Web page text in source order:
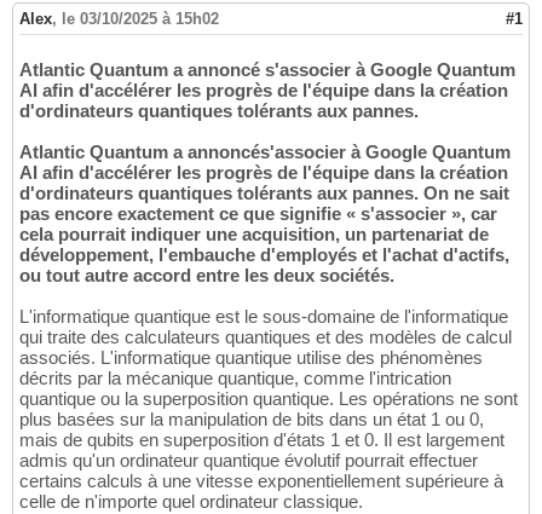
Alex, le 03/10/2025 à 15h02 #1
Atlantic Quantum a annoncé s'associer à Google Quantum
AI afin d'accélérer les progrès de l'équipe dans la création
d'ordinateurs quantiques tolérants aux pannes.
Atlantic Quantum a annoncés'associer à Google Quantum
AI afin d'accélérer les progrès de l'équipe dans la création
d'ordinateurs quantiques tolérants aux pannes. On ne sait
pas encore exactement ce que signifie « s'associer », car
cela pourrait indiquer une acquisition, un partenariat de
développement, l'embauche d'employés et l'achat d'actifs,
ou tout autre accord entre les deux sociétés.
L'informatique quantique est le sous-domaine de l'informatique
qui traite des calculateurs quantiques et des modèles de calcul
associés. L'informatique quantique utilise des phénomènes
décrits par la mécanique quantique, comme l'intrication
quantique ou la superposition quantique. Les opérations ne sont
plus basées sur la manipulation de bits dans un état 1 ou 0,
mais de qubits en superposition d'états 1 et 0. Il est largement
admis qu'un ordinateur quantique évolutif pourrait effectuer
certains calculs à une vitesse exponentiellement supérieure à
celle de n'importe quel ordinateur classique.